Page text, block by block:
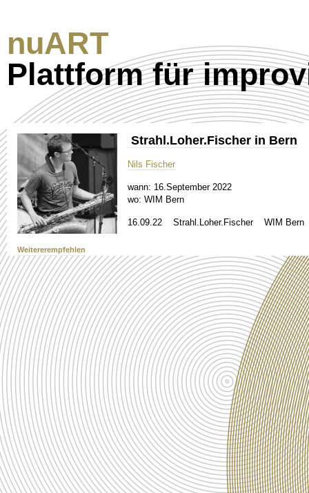
nuART
Plattform für
Weitererempfehlen
Strahl.Loher.Fischer in Bern
Nils Fischer
wann: 16.September 2022
wo: WIM Bern
16.09.22 Strahl.Loher.Fischer WIM Bern